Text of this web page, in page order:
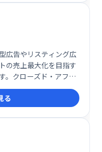
広告やリスティング広
の売上最大化を目指す
。クローズド・アフィ
事業も展開してお
成長をサポートしま
る